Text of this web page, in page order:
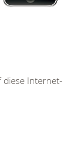
diese Internet-